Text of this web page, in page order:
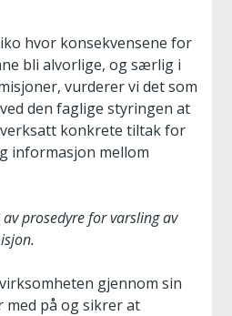
hvor konsekvensene for
bli alvorlige, og særlig i
vurderer vi det som
den faglige styringen at
konkrete tiltak for
informasjon mellom
prosedyre for varsling av
gjennom sin
på og sikrer at